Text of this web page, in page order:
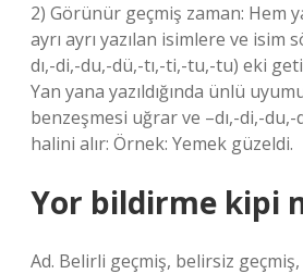
2) Görünür geçmiş zaman: Hem
ayrı ayrı yazılan isimlere ve isim
dı,-di,-du,-dü,-tı,-ti,-tu,-tu) eki
Yan yana yazıldığında ünlü
benzeşmesi uğrar ve –dı,-di,-
halini alır: Örnek: Yemek güzeldi.
Yor bildirme kipi
Ad. Belirli geçmiş, belirsiz